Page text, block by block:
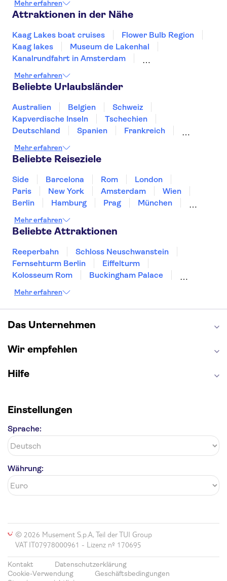
Mehr erfahren
Attraktionen in der Nähe
Kaag Lakes boat cruises
Flower Bulb Region
Kaag lakes
Museum de Lakenhal
Kanalrundfahrt in Amsterdam
A'DAM Lookout
Zaanse Schans
Keukenhof
Anne Frank
Royal Palace of Amsterdam
Dam Square
Rijksmuseum
Slagharen
Mehr erfahren
Beliebte Urlaubsländer
Australien Belgien
Schweiz
Kapverdische Inseln
Tschechien
Deutschland
Spanien
Frankreich
Italien
Japan Luxemburg
Polen
Portugal Schweden
Mehr erfahren
Beliebte Reiseziele
Side Barcelona Rom
London
Paris
New York Amsterdam
Wien
Berlin
Hamburg Prag
München
Stuttgart
Heidelberg
Mehr erfahren
Beliebte Attraktionen
Reeperbahn
Schloss Neuschwanstein
Fernsehturm Berlin
Eiffelturm
Kolosseum Rom
Buckingham Palace
Sagrada Familia
Moulin Rouge
Burj Khalifa
Keukenhof
London Eye
Elbphilharmonie
Mehr erfahren
Das Unternehmen
Wir empfehlen
Hilfe
Einstellungen
Sprache:
Währung:
© 2026 Musement S.p.A, Teil der TUI Group
VAT IT07978000961 - Lizenz nº 170695
Kontakt
Datenschutzerklärung
Cookie-Verwendung
Geschäftsbedingungen